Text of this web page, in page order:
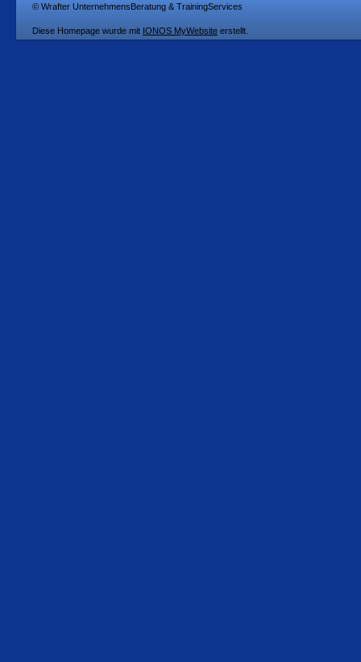
© Wrafter UnternehmensBeratung & TrainingServices
Diese Homepage wurde mit IONOS MyWebsite erstellt.